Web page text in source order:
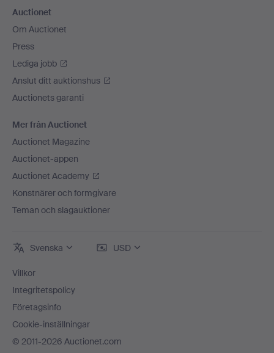
Auctionet
Om Auctionet
Press
Lediga jobb
Anslut ditt auktionshus
Auctionets garanti
Mer från Auctionet
Auctionet Magazine
Auctionet-appen
Auctionet Academy
Konstnärer och formgivare
Teman och slagauktioner
Svenska USD
Villkor
Integritetspolicy
Företagsinfo
Cookie-inställningar
© 2011-2026 Auctionet.com